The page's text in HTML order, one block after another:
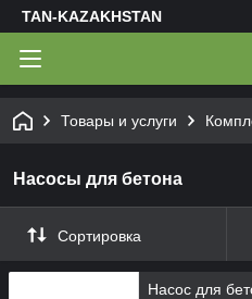
TAN-KAZAKHSTAN
Товары и услуги
Насосы для бетона
Сортировка
Насос для